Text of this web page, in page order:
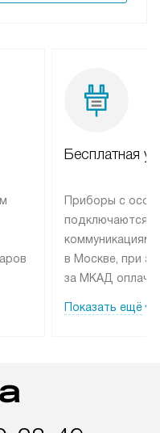
Бесплатная
Приборы с
подключаются к
коммуникациям
в Москве, при
за МКАД
партнера
Показать ещё